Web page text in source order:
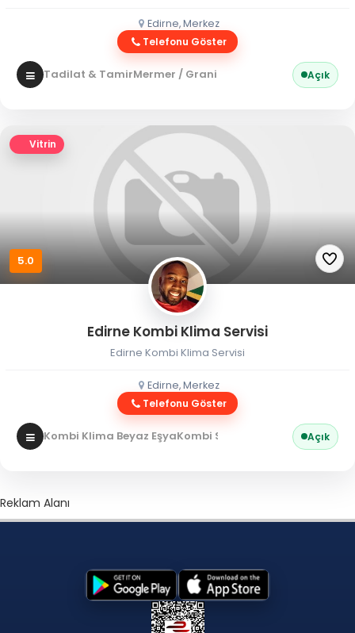
Edirne, Merkez
Telefonu Göster
Tadilat & TamirMermer / Granit Açık
Vitrin
5.0
Edirne Kombi Klima Servisi
Edirne Kombi Klima Servisi
Edirne, Merkez
Telefonu Göster
Kombi Klima Beyaz EşyaKombi Servisi Açık
Reklam Alanı